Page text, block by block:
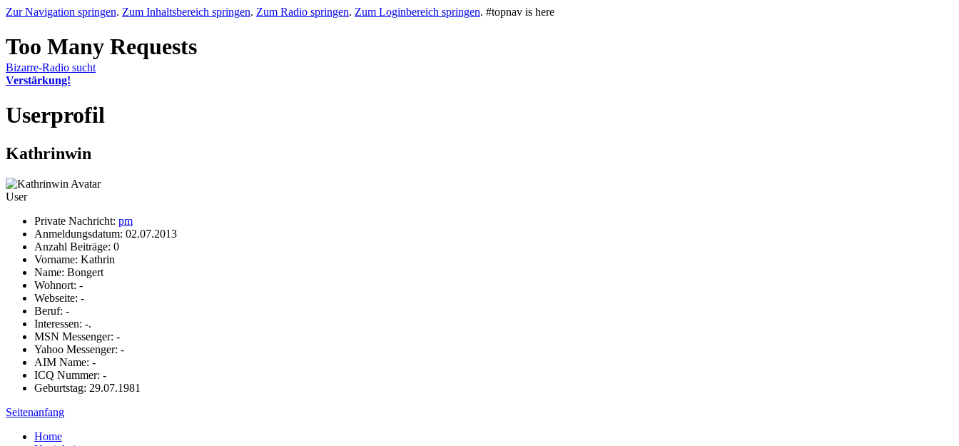
Zur Navigation springen. Zum Inhaltsbereich springen. Zum Radio springen. Zum Loginbereich springen. #topnav is here
Bizarre-Radio sucht
Verstärkung!
Userprofil
Kathrinwin
User
Private Nachricht: pm
Anmeldungsdatum: 02.07.2013
Anzahl Beiträge: 0
Vorname: Kathrin
Name: Bongert
Wohnort: -
Webseite: -
Beruf: -
Interessen: -.
MSN Messenger: -
Yahoo Messenger: -
AIM Name: -
ICQ Nummer: -
Geburtstag: 29.07.1981
Seitenanfang
Home